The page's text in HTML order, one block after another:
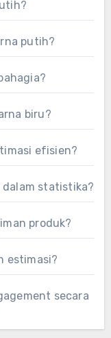
putih?
biru?
efisien?
dalam statistika?
produk?
estimasi?
secara